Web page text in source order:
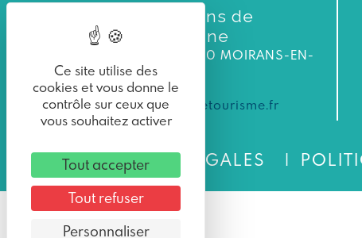
Bureau d’informations de
Moirans-en-Montagne
3 bis rue du Murgin 39260 MOIRANS-EN-
MONTAGNE
Tél. : 03 84 42 31 57
contact@terredemeraudetourisme.fr
MENTIONS LÉGALES
Ce site utilise des
cookies et vous donne le
contrôle sur ceux que
vous souhaitez activer
Tout accepter
Tout refuser
Personnaliser